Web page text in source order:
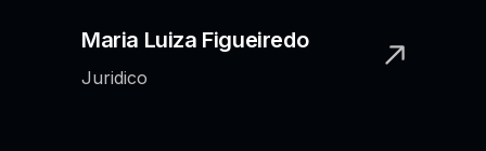
Maria Luiza Figueiredo
Juridico